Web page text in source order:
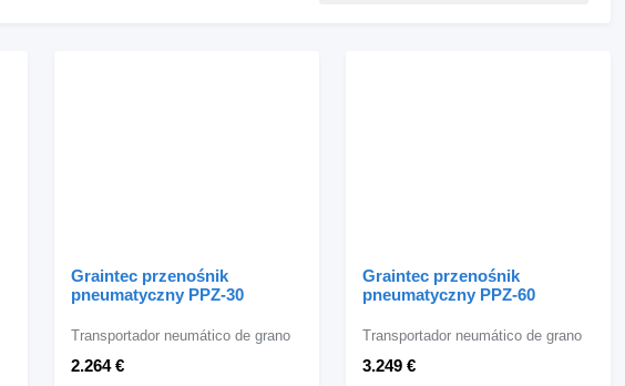
Graintec przenośnik
pneumatyczny PPZ-30
2.264 €
Transportador neumático de grano
Graintec przenośnik
pneumatyczny PPZ-60
3.249 €
Transportador neumático de grano